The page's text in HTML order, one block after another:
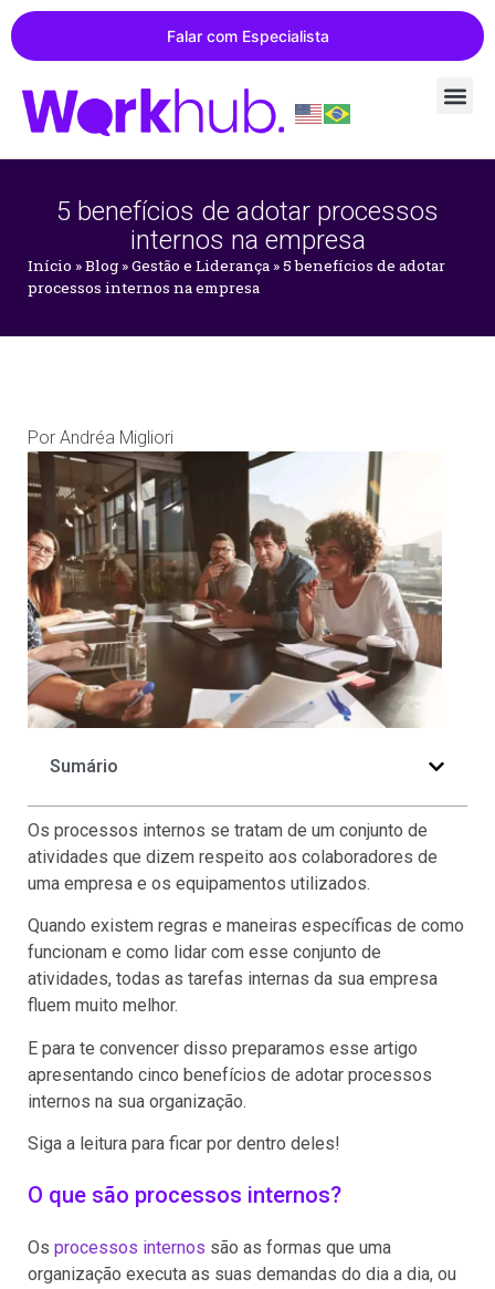
Falar com Especialista
5 benefícios de adotar processos
internos na empresa
Início »Blog »Gestão e Liderança »5 benefícios de adotar
processos internos na empresa
Por Andréa Migliori
Sumário
Os processos internos se tratam de um conjunto de
atividades que dizem respeito aos colaboradores de
uma empresa e os equipamentos utilizados.
Quando existem regras e maneiras específicas de como
funcionam e como lidar com esse conjunto de
atividades, todas as tarefas internas da sua empresa
fluem muito melhor.
E para te convencer disso preparamos esse artigo
apresentando cinco benefícios de adotar processos
internos na sua organização.
Siga a leitura para ficar por dentro deles!
O que são processos internos?
Os processos internos são as formas que uma
organização executa as suas demandas do dia a dia, ou